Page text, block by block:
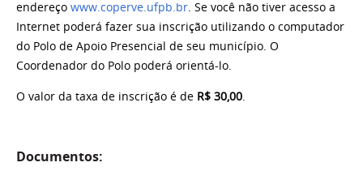
endereço www.coperve.ufpb.br. Se você não tiver acesso a
Internet poderá fazer sua inscrição utilizando o computador
do Polo de Apoio Presencial de seu município. O
Coordenador do Polo poderá orientá-lo.
O valor da taxa de inscrição é de R$ 30,00.
Documentos: